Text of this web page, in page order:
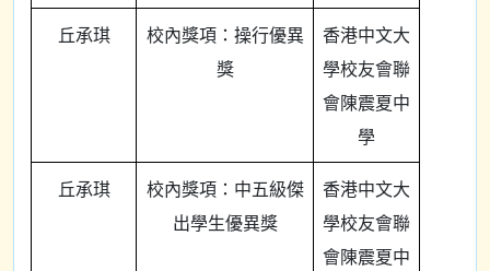
丘承琪
校內獎項：操行優異
獎
香港中文大
學校友會聯
會陳震夏中
學
丘承琪
校內獎項：中五級傑
出學生優異獎
香港中文大
學校友會聯
會陳震夏中